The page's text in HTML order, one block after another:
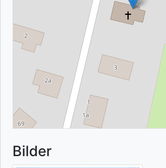
Bilder